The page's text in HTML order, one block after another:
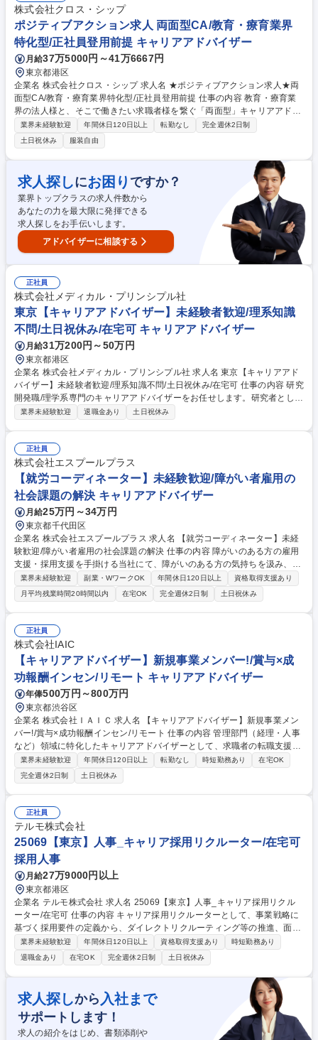
の成長を加速させるコンサルタント集団です。成果に見合う報酬、どこで
も通用する「人材のプロ」としてのスキル。両方を最高の環境で手に入れ
ませんか？変更の範囲：当社業務全般 募集職種 【キャリアカウンセラ
ー】求職者の人生に寄り添う/キャリアチェンジOK/リモート
株式会社クロス・シップ
ポジティブアクション求人 両面型CA/教育・療育業界
特化型/正社員登用前提 キャリアアドバイザー
月給37万5000円～41万6667円
東京都港区
企業名 株式会社クロス・シップ 求人名 ★ポジティブアクション求人★両
面型CA/教育・療育業界特化型/正社員登用前提 仕事の内容 教育・療育業
界の法人様と、そこで働きたい求職者様を繋ぐ「両面型」キャリアアドバ
イザーを担当いただきます。求職者様へのキャリアカウンセリングから、
採用法人様への新規提案まで一気通貫で担当します。 【個人】ご登録いた
だいた求職者様の、入職までのサポートを担っていただきます。面談でニ
ーズを引き出し、より良いお仕事とのマッチングをサポートします。（業
務内容：求職者とのキャリア面談／キャリアプランの設計・提案／求人紹
介、選考フォロー／内定後・入社後のフォロー） 【法人】新規求人情報の
開拓、既存求人情報の確認などを行っていただきます。クライアントは学
校、塾、習い事教室、教育系の企業等になります。 募集職種 ★ポジティ
ブアクション求人★両面型CA/教育・療育業界特化型/正社員登用前提
業界未経験歓迎 年間休日120日以上 転勤なし
完全週休2日制
土日祝休み
服装自由
求人探しにお困り ですか？
業界トップクラスの求人件数から
あなたの力を最大限に発揮できる
求人探しをお手伝いします。
アドバイザーに相談する
正社員
株式会社メディカル・プリンシプル社
東京【キャリアアドバイザー】未経験者歓迎/理系知識
不問/土日祝休み/在宅可 キャリアアドバイザー
月給31万200円～50万円
東京都港区
企業名 株式会社メディカル・プリンシプル社 求人名 東京【キャリアアド
バイザー】未経験者歓迎/理系知識不問/土日祝休み/在宅可 仕事の内容 研究
開発職/理学系専門のキャリアアドバイザーをお任せします。研究者として
活躍されている方々のライフステージ、キャリアアップなど様々な悩みの
まで)■求職者獲得のためのスカウト活動(3～4媒体のデータベースでのテ
キストメールを利用)■既存施設からの求人獲得■自社ＨＰ施策への参画■登
録求職者へのフォロー連絡)※求職者との面談は基本電話対応■選考のフォ
ロー対応（選考調整対応、履歴書の添削など)■既存施設からの求人獲得(慣
れてきたら、施設の担当ももつ） 募集職種 東京【キャリアアドバイザ
ー】未経験者歓迎/理系知識不問/土日祝休み/在宅可
業界未経験歓迎 退職金あり 土日祝休み
正社員
株式会社エスプールプラス
【就労コーディネーター】未経験歓迎/障がい者雇用の
社会課題の解決 キャリアアドバイザー
月給25万円～34万円
東京都千代田区
企業名 株式会社エスプールプラス 求人名 【就労コーディネーター】未経
験歓迎/障がい者雇用の社会課題の解決 仕事の内容 障がいのある方の雇用
支援・採用支援を手掛ける当社にて、障がいのある方の気持ちを汲み、就
労支援を成功に導いていただきます。就業決定数だけでなく、継続率も指
標のため、マッチングを大切にできる環境です。 ＜業務詳細＞ ■地域の福
祉事業所を訪問し、就労希望者に向けた説明会を実施。仕事内容や就業ま
での流れについてお話しします。訪問数は1日に3～4件ほどです。■障が
いのある方それぞれの適性や興味、人柄を知るための体験会を開催。一人
ひとりに向き合い、障がいの特性や就業時に配慮が必要な点を確認しま
す。■体験会に参加した方に対就労面談の実施■企業へのご提案（紹介）面
接日程を調整。面接に同席しフォロー。 募集職種 【就労コーディネータ
ー】未経験歓迎/障がい者雇用の社会課題の解決
業界未経験歓迎 副業・WワークOK 年間休日120日以上
資格取得支援あり
月平均残業時間20時間以内
在宅OK 完全週休2日制 土日祝休み
正社員
株式会社IAIC
【キャリアアドバイザー】新規事業メンバー!/賞与×成
功報酬インセン/リモート キャリアアドバイザー
年俸500万円～800万円
東京都渋谷区
企業名 株式会社ＩＡＩＣ 求人名 【キャリアアドバイザー】新規事業メン
バー!/賞与×成功報酬インセン/リモート 仕事の内容 管理部門（経理・人事
など）領域に特化したキャリアアドバイザーとして、求職者の転職支援を
行います。 企業担当（RA）と連携しながら、求職者のキャリア形成をサ
ポートしていきます。 ▼具体的には ・求職者との面談（キャリアヒアリ
ング） ・求人紹介・キャリア提案 ・応募書類の添削・面接対策 ・企業と
のマッチング ・面接調整／進捗フォロー、内定後フォロー 募集職種 【キ
ャリアアドバイザー】新規事業メンバー!/賞与×成功報酬インセン/リモー
ト
業界未経験歓迎 年間休日120日以上 転勤なし 時短勤務あり
在宅OK
完全週休2日制
土日祝休み
正社員
テルモ株式会社
25069【東京】人事_キャリア採用リクルーター/在宅可
採用人事
月給27万9000円以上
東京都港区
企業名 テルモ株式会社 求人名 25069【東京】人事_キャリア採用リクル
ーター/在宅可 仕事の内容 キャリア採用リクルーターとして、事業戦略に
基づく採用要件の定義から、ダイレクトリクルーティング等の推進、面
接、オファーまで一連の採用プロセスをリードいただきます。 (1)経営・
事業戦略に基づく採用要件の明確化と戦略立案 (2)多様なチャネル(人材紹
介、DR、リファーラル、SNS等)を活用した母集団形成 (3)書類選考、面
接官としての選考評価 (4)採用ブランディングの強化および自社HPへの直
接応募拡大策の推進 (5)エージェントとのリレーション構築 ※特にダイレ
クトリクルーティングやビジネスSNSを活用したスカウトのご経験がある
方は、活躍可能性が高いです。 募集職種 25069【東京】人事_キャリア採
用リクルーター/在宅可
業界未経験歓迎 年間休日120日以上 資格取得支援あり
時短勤務あり
退職金あり
在宅OK 完全週休2日制 土日祝休み
求人探しから 入社まで
サポートします！
求人の紹介をはじめ、書類添削や